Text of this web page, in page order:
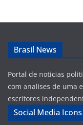
Brasil News
Portal de noticias
com analises de uma
escritores
Social Media Icons